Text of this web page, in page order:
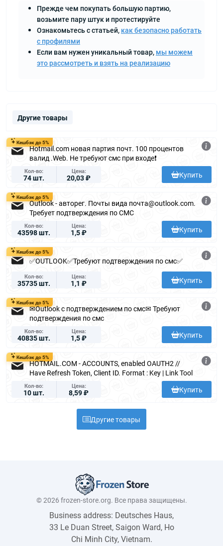
Прежде чем покупать большую партию,
возьмите пару штук и протестируйте
Ознакомьтесь с статьей, как безопасно работать
с профилями
Если вам нужен уникальный товар, мы можем
это рассмотреть и взять на реализацию
Другие товары
Кешбэк до 5%
Hotmail.com новая партия почт. 100 процентов
валид .Web. Не требуют смс при входе❗️
Кол-во
74 шт.
Цена
20,03 ₽ Купить
Кешбэк до 5%
Outlook - авторег. Почты вида почта@outlook.com.
Требует подтверждения по СМС
Кол-во
43598 шт.
Цена
1,5 ₽ Купить
Кешбэк до 5%
✅OUTLOOK✅Требуют подтверждения по смс✅
Кол-во
35735 шт.
Цена
1,1 ₽ Купить
Кешбэк до 5%
✉Outlook с подтверждением по смс✉ Требуют
подтверждения по смс
Кол-во
40835 шт.
Цена
1,5 ₽ Купить
Кешбэк до 5%
HOTMAIL.COM - ACCOUNTS, enabled OAUTH2 //
Have Refresh Token, Client ID. Format : Key | Link Tool
Кол-во
10 шт.
Цена
8,59 ₽ Купить
Другие товары
© 2026 frozen-store.org. Все права защищены.
Business address: Deutsches Haus,
33 Le Duan Street, Saigon Ward, Ho
Chi Minh City, Vietnam.